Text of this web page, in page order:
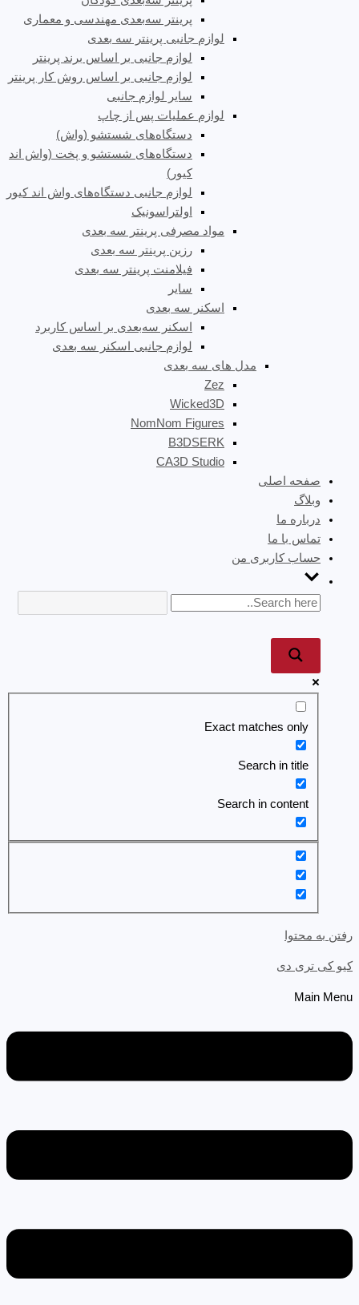
پرینتر سه‌بعدی مهندسی و معماری
لوازم جانبی پرینتر سه بعدی
لوازم جانبی بر اساس برند پرینتر
لوازم جانبی بر اساس روش کار پرینتر
سایر لوازم جانبی
لوازم عملیات پس از چاپ
دستگاه‌های شستشو (واش)
دستگاه‌های شستشو و پخت (واش اند
کیور)
لوازم جانبی دستگاه‌های واش اند کیور
اولتراسونیک
مواد مصرفی پرینتر سه بعدی
رزین پرینتر سه بعدی
فیلامنت پرینتر سه بعدی
سایر
اسکنر سه بعدی
اسکنر سه‌بعدی بر اساس کاربرد
لوازم جانبی اسکنر سه بعدی
مدل های سه بعدی
Zez
Wicked3D
NomNom Figures
B3DSERK
CA3D Studio
صفحه اصلی
وبلاگ
درباره ما
تماس با ما
حساب کاربری من
Exact matches only
Search in title
Search in content
رفتن به محتوا
کیو کی تری دی
Main Menu